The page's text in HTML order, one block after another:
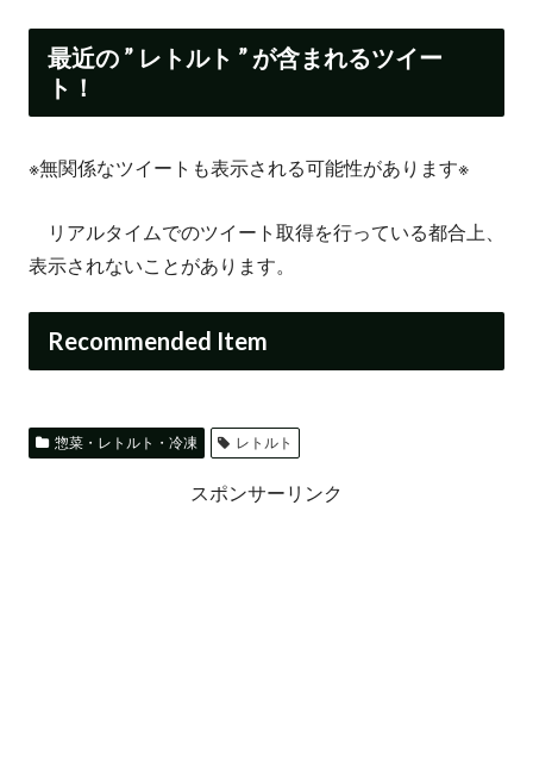
最近の ” レトルト ” が含まれるツイー
ト！
※無関係なツイートも表示される可能性があります※
リアルタイムでのツイート取得を行っている都合上、
表示されないことがあります。
Recommended Item
惣菜・レトルト・冷凍 レトルト
スポンサーリンク